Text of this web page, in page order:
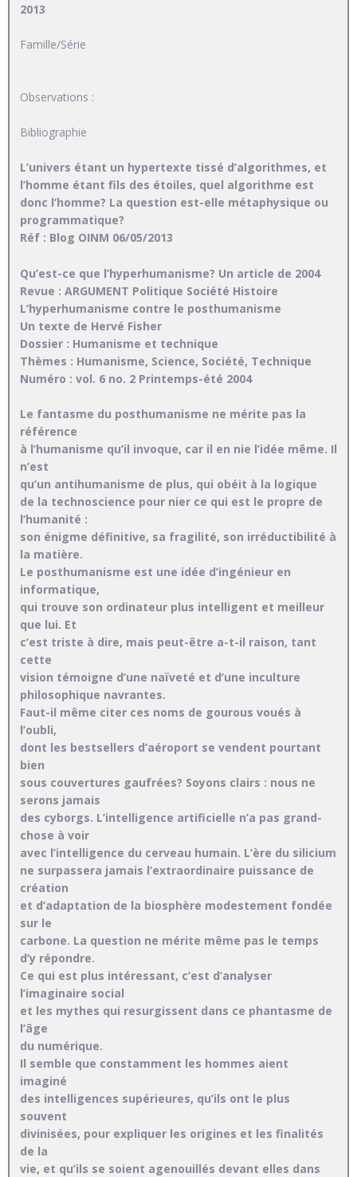
2013
Famille/Série
Observations :
Bibliographie
L’univers étant un hypertexte tissé d’algorithmes, et
l’homme étant fils des étoiles, quel algorithme est
donc l’homme? La question est-elle métaphysique ou
programmatique?
Réf : Blog OINM 06/05/2013
Qu’est-ce que l’hyperhumanisme? Un article de 2004
Revue : ARGUMENT Politique Société Histoire
L’hyperhumanisme contre le posthumanisme
Un texte de Hervé Fisher
Dossier : Humanisme et technique
Thèmes : Humanisme, Science, Société, Technique
Numéro : vol. 6 no. 2 Printemps-été 2004
Le fantasme du posthumanisme ne mérite pas la
référence
à l’humanisme qu’il invoque, car il en nie l’idée même. Il
n’est
qu’un antihumanisme de plus, qui obéit à la logique
de la technoscience pour nier ce qui est le propre de
l’humanité :
son énigme définitive, sa fragilité, son irréductibilité à
la matière.
Le posthumanisme est une idée d’ingénieur en
informatique,
qui trouve son ordinateur plus intelligent et meilleur
que lui. Et
c’est triste à dire, mais peut-être a-t-il raison, tant
cette
vision témoigne d’une naïveté et d’une inculture
philosophique navrantes.
Faut-il même citer ces noms de gourous voués à
l’oubli,
dont les bestsellers d’aéroport se vendent pourtant
bien
sous couvertures gaufrées? Soyons clairs : nous ne
serons jamais
des cyborgs. L’intelligence artificielle n’a pas grand-
chose à voir
avec l’intelligence du cerveau humain. L’ère du silicium
ne surpassera jamais l’extraordinaire puissance de
création
et d’adaptation de la biosphère modestement fondée
sur le
carbone. La question ne mérite même pas le temps
d’y répondre.
Ce qui est plus intéressant, c’est d’analyser
l’imaginaire social
et les mythes qui resurgissent dans ce phantasme de
l’âge
du numérique.
Il semble que constamment les hommes aient
imaginé
des intelligences supérieures, qu’ils ont le plus
souvent
divinisées, pour expliquer les origines et les finalités
de la
vie, et qu’ils se soient agenouillés devant elles dans